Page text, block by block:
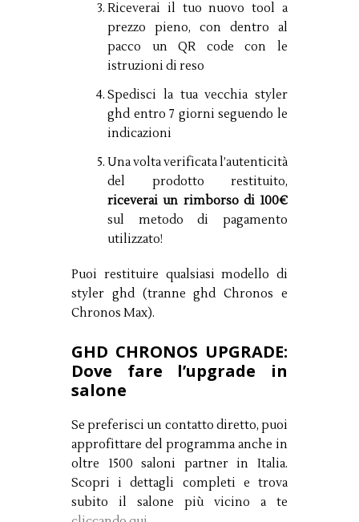
Riceverai il tuo nuovo tool a
prezzo pieno, con dentro al
pacco un QR code con le
istruzioni di reso
Spedisci la tua vecchia styler
ghd entro 7 giorni seguendo le
indicazioni
Una volta verificata l’autenticità
del prodotto restituito,
riceverai un rimborso di 100€
sul metodo di pagamento
utilizzato!
Puoi restituire qualsiasi modello di
styler ghd (tranne ghd Chronos e
Chronos Max).
GHD CHRONOS UPGRADE:
Dove fare l’upgrade in
salone
Se preferisci un contatto diretto, puoi
approfittare del programma anche in
oltre 1500 saloni partner in Italia.
Scopri i dettagli completi e trova
subito il salone più vicino a te